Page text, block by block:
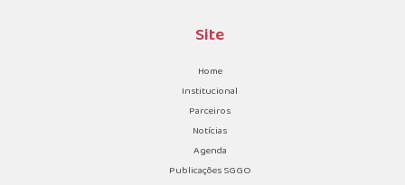
Site
Home
Institucional
Parceiros
Notícias
Agenda
Publicações SGGO